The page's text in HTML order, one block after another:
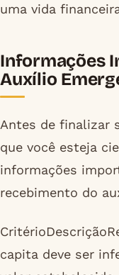
uma vida
Informações
Auxílio
Antes de finalizar
que você esteja
informações
recebimento do
capita deve ser